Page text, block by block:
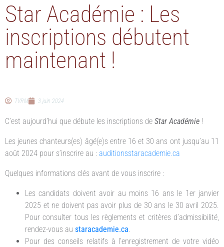
Star Académie : Les
inscriptions débutent
maintenant !
TVRM 3 juin 2024
C’est aujourd’hui que débute les inscriptions de Star Académie !
Les jeunes chanteurs(es) âgé(e)s entre 16 et 30 ans ont jusqu’au 11
août 2024 pour s’inscrire au : auditionsstaracademie.ca
Quelques informations clés avant de vous inscrire :
Les candidats doivent avoir au moins 16 ans le 1er janvier
2025 et ne doivent pas avoir plus de 30 ans le 30 avril 2025.
Pour consulter tous les règlements et critères d’admissibilité,
rendez-vous au staracademie.ca.
Pour des conseils relatifs à l’enregistrement de votre vidéo